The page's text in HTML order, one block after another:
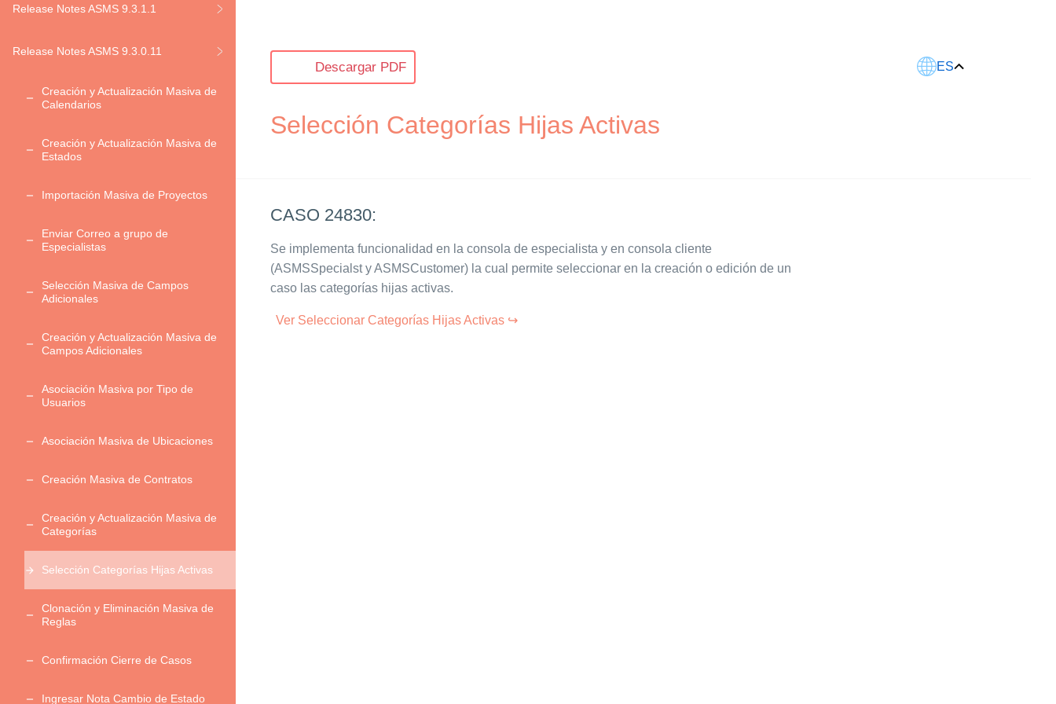
Release Notes ASMS 9.3.1.1
Release Notes ASMS 9.3.0.11
Creación y Actualización Masiva de
Calendarios
Creación y Actualización Masiva de
Estados
Importación Masiva de Proyectos
Enviar Correo a grupo de
Especialistas
Selección Masiva de Campos
Adicionales
Creación y Actualización Masiva de
Campos Adicionales
Asociación Masiva por Tipo de
Usuarios
Asociación Masiva de Ubicaciones
Creación Masiva de Contratos
Creación y Actualización Masiva de
Categorías
Selección Categorías Hijas Activas
Clonación y Eliminación Masiva de
Reglas
Confirmación Cierre de Casos
Ingresar Nota Cambio de Estado
ES
Descargar PDF
Selección Categorías Hijas Activas
CASO 24830:
Se implementa funcionalidad en la consola de especialista y en consola cliente
(ASMSSpecialst y ASMSCustomer) la cual permite seleccionar en la creación o edición de un
caso las categorías hijas activas.
Ver Seleccionar Categorías Hijas Activas ↪